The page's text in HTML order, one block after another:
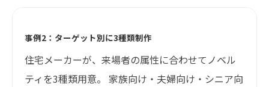
事例2：ターゲット別に3種類制作
住宅メーカーが、来場者の属性に合わせてノベル
ティを3種類用意。 家族向け・夫婦向け・シニア向